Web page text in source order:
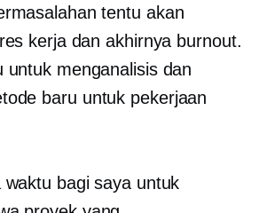
tentu akan
kerja dan akhirnya burnout.
untuk menganalisis dan
baru untuk pekerjaan
bagi saya untuk